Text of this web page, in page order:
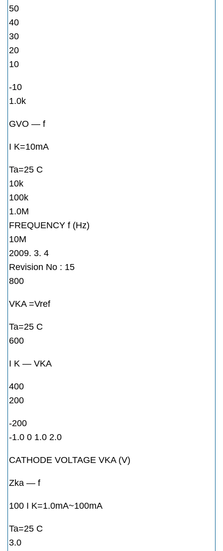
50
40
30
20
10
-10
1.0k
GVO — f
I K=10mA
Ta=25 C
10k
100k
1.0M
FREQUENCY f (Hz)
10M
2009. 3. 4
Revision No : 15
800
VKA =Vref
Ta=25 C
600
I K — VKA
400
200
-200
-1.0 0 1.0 2.0
CATHODE VOLTAGE VKA (V)
Zka — f
100 I K=1.0mA~100mA
Ta=25 C
3.0